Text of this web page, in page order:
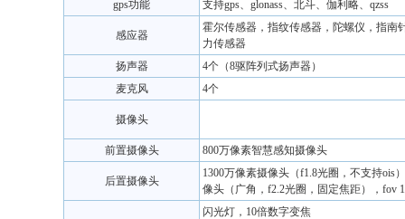
gps功能
支持gps、glonass、北斗、伽利略、qzss
感应器
霍尔传感器，指纹传感器，陀螺仪，指南
力传感器
扬声器
4个（8驱阵列式扬声器）
麦克风
4个
摄像头
前置摄像头 800万像素智慧感知摄像头
后置摄像头
1300万像素摄像头（f1.8光圈，不支持ois
像头（广角，f2.2光圈，固定焦距），fov
闪光灯，10倍数字变焦